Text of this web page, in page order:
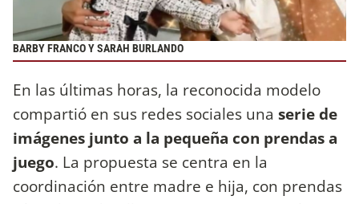
BARBY FRANCO Y SARAH BURLANDO
En las últimas horas, la reconocida modelo
compartió en sus redes sociales una serie de
imágenes junto a la pequeña con prendas a
juego. La propuesta se centra en la
coordinación entre madre e hija, con prendas